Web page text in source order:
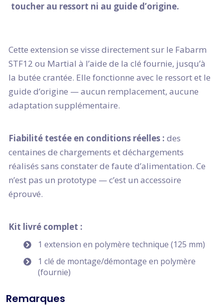
toucher au ressort ni au guide d’origine.
Cette extension se visse directement sur le Fabarm
STF12 ou Martial à l’aide de la clé fournie, jusqu’à
la butée crantée. Elle fonctionne avec le ressort et le
guide d’origine — aucun remplacement, aucune
adaptation supplémentaire.
Fiabilité testée en conditions réelles : des
centaines de chargements et déchargements
réalisés sans constater de faute d’alimentation. Ce
n’est pas un prototype — c’est un accessoire
éprouvé.
Kit livré complet :
1 extension en polymère technique (125 mm)
1 clé de montage/démontage en polymère
(fournie)
Remarques